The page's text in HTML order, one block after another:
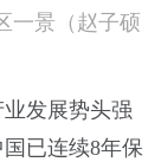
一景（赵子硕
发展势头强
已连续8年保